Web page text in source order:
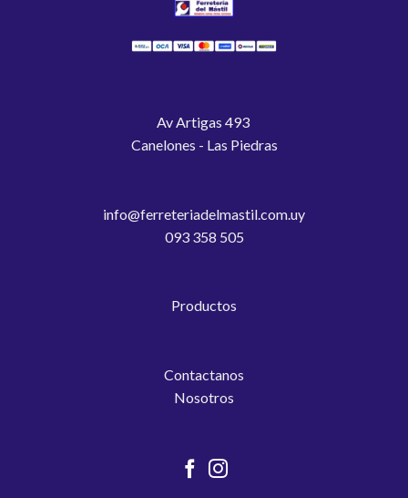
Av Artigas 493
Canelones - Las Piedras
info@ferreteriadelmastil.com.uy
093 358 505
Productos
Contactanos
Nosotros